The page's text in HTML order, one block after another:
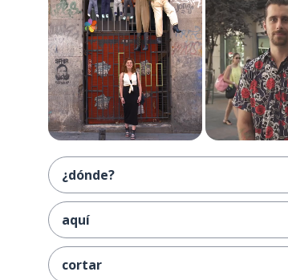
¿dónde?
aquí
cortar